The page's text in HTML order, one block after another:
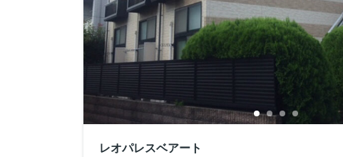
レオパレスベアート